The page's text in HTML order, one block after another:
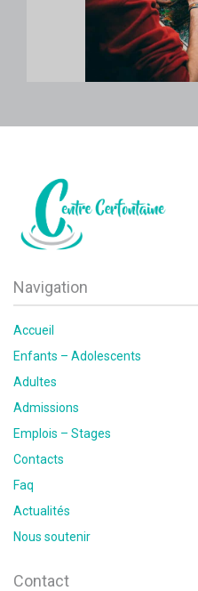
Navigation
Accueil
Enfants – Adolescents
Adultes
Admissions
Emplois – Stages
Contacts
Faq
Actualités
Nous soutenir
Contact